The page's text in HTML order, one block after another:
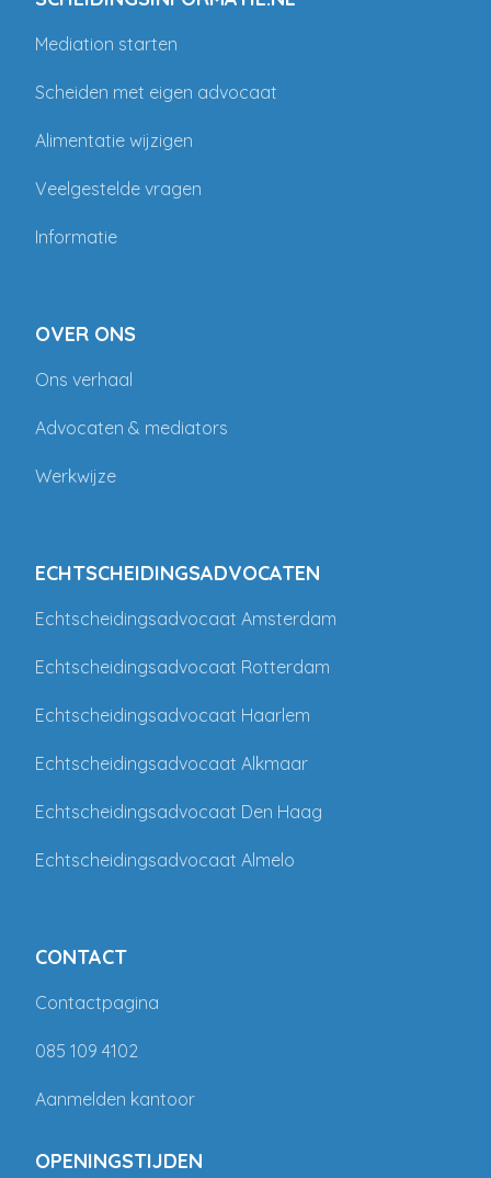
Mediation starten
Scheiden met eigen advocaat
Alimentatie wijzigen
Veelgestelde vragen
Informatie
OVER ONS
Ons verhaal
Advocaten & mediators
Werkwijze
ECHTSCHEIDINGSADVOCATEN
Echtscheidingsadvocaat Amsterdam
Echtscheidingsadvocaat Rotterdam
Echtscheidingsadvocaat Haarlem
Echtscheidingsadvocaat Alkmaar
Echtscheidingsadvocaat Den Haag
Echtscheidingsadvocaat Almelo
CONTACT
Contactpagina
085 109 4102
Aanmelden kantoor
OPENINGSTIJDEN